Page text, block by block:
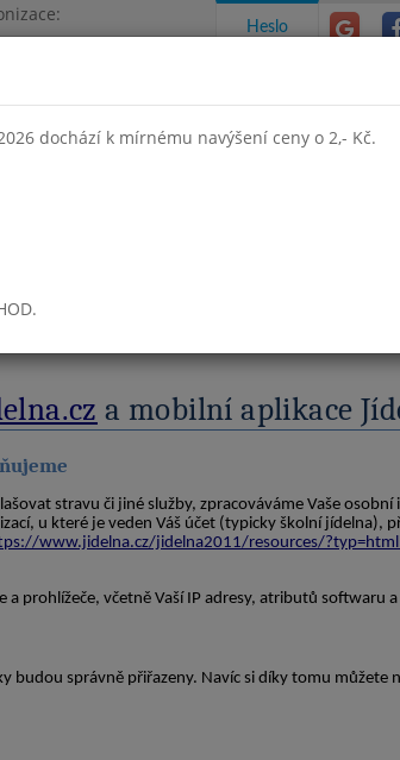
Heslo
dochází k mírnému navýšení ceny o 2,- Kč.